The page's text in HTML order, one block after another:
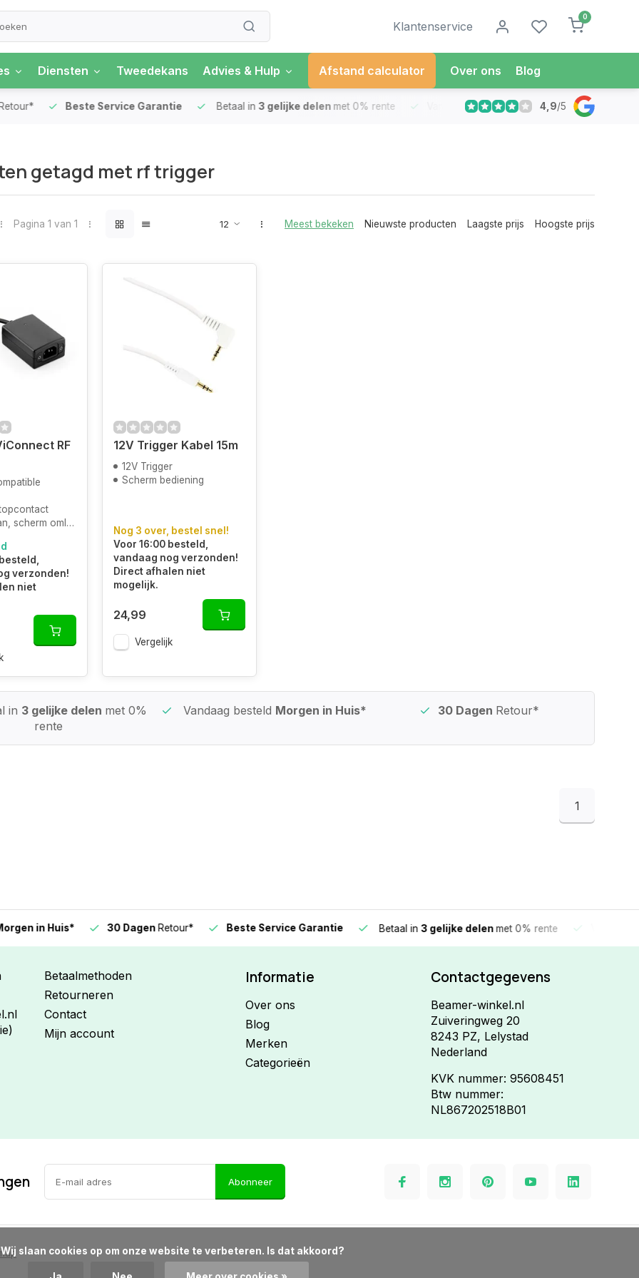
Klantenservice
0
Diensten Tweedekans Advies & Hulp Afstand calculator Over ons Blog
Beste Service Garantie Betaal in 3 gelijke delen met 0% rente Vandaag besteldMorgen in Huis*
4,9/5
getagd met rf trigger
Pagina 1 van 1 Meest bekeken Nieuwste producten Laagste prijs Hoogste prijs
RF
scherm omlaag
verzonden!
niet
12V Trigger Kabel 15m
12V Trigger
Scherm bediening
Nog 3 over, bestel snel!
Voor 16:00 besteld,
vandaag nog verzonden!
Direct afhalen niet
mogelijk.
24,99
Vergelijk
in 3 gelijke delen met 0%
rente
Vandaag besteld Morgen in Huis* 30 Dagen Retour*
1
in Huis* 30 DagenRetour* Beste Service Garantie Betaal in3 gelijke delenmet 0% rente Vandaag
Betaalmethoden
Retourneren
Contact
Mijn account
Informatie
Over ons
Blog
Merken
Categorieën
Contactgegevens
Beamer-winkel.nl
Zuiveringweg 20
8243 PZ, Lelystad
Nederland
KVK nummer: 95608451
Btw nummer:
NL867202518B01
Abonneer